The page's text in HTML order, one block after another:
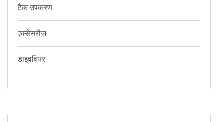
टैंक उपकरण
एक्सेसरीज़
डाइववियर